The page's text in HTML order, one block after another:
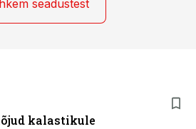
seadustest
kalastikule